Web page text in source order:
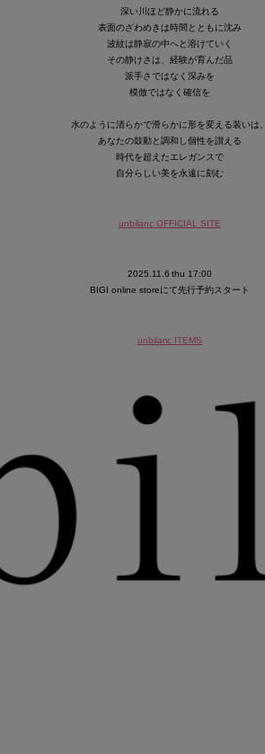
深い川ほど静かに流れる
表面のざわめきは時間とともに沈み
波紋は静寂の中へと溶けていく
その静けさは、経験が育んだ品
派手さではなく深みを
模倣ではなく確信を
水のように清らかで滑らかに形を変える装いは、
あなたの鼓動と調和し個性を讃える
時代を超えたエレガンスで
自分らしい美を永遠に刻む
unbilanc OFFICIAL SITE
2025.11.6 thu 17:00
BIGI online storeにて先行予約スタート
unbilanc ITEMS